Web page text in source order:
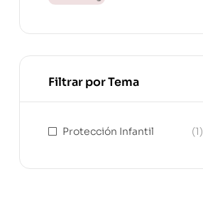
Filtrar por Tema
Protección Infantil (1)